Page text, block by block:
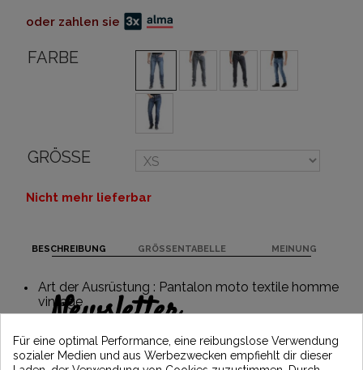
oder zahlen sie
FARBE
GRÖSSE
Nicht mehr lieferbar
BESCHREIBUNG GRÖSSENTABELLE MEINUNG
Art der Ausrüstung : Pantalon moto textile homme
vintage
Newsletter
Erhalten Sie 5€ Rabatt auf Ihre erste
Bestellung, indem Sie sich anmelden und
über die neuesten Vintage Motors-
Für eine optimal Performance, eine reibungslose Verwendung
sozialer Medien und aus Werbezwecken empfiehlt dir dieser